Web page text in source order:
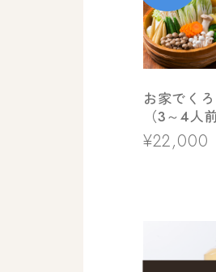
お家でく
（3～4人
み】
¥22,000